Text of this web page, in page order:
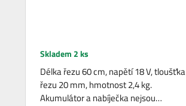
Skladem 2 ks
Délka řezu 60 cm, napětí 18 V, tloušťka
řezu 20 mm, hmotnost 2,4 kg.
Akumulátor a nabíječka nejsou…